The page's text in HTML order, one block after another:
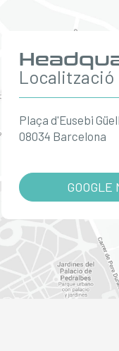
Localització
Plaça d'Eusebi
08034 Barcelona
GOOGLE